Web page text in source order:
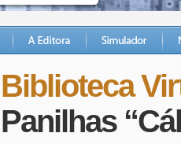
Biblioteca
Panilhas